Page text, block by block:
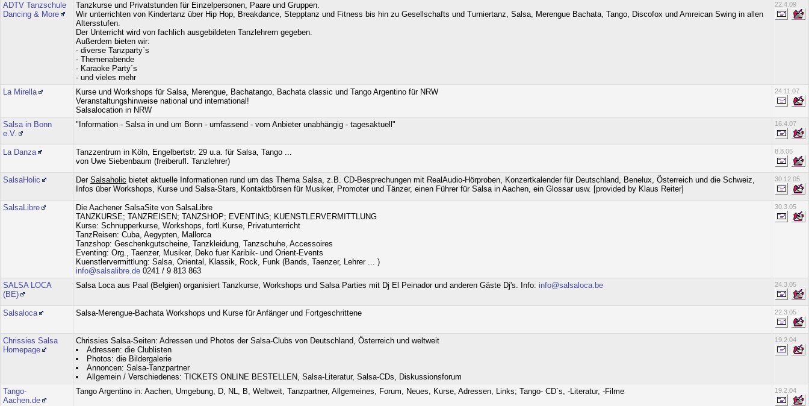
ADTV Tanzschule
Dancing & More
Tanzkurse und Privatstunden für Einzelpersonen, Paare und Gruppen.
Wir unterrichten von Kindertanz über Hip Hop, Breakdance, Stepptanz und Fitness bis hin zu Gesellschafts und Turniertanz, Salsa, Merengue Bachata, Tango, Discofox und Amreican Swing in allen
Altersstufen.
Der Unterricht wird von fachlich ausgebildeten Tanzlehrern gegeben.
Außerdem bieten wir:
- diverse Tanzparty´s
- Themenabende
- Karaoke Party´s
- und vieles mehr
22.4.09
La Mirella
Kurse und Workshops für Salsa, Merengue, Bachatango, Bachata classic und Tango Argentino für NRW
Veranstaltungshinweise national und international!
Salsalocation in NRW
24.11.07
Salsa in Bonn
e.V.
"Information - Salsa in und um Bonn - umfassend - vom Anbieter unabhängig - tagesaktuell" 16.4.07
La Danza
Tanzzentrum in Köln, Engelbertstr. 29 u.a. für Salsa, Tango ...
von Uwe Siebenbaum (freiberufl. Tanzlehrer)
8.8.06
SalsaHolic Der Salsaholic bietet aktuelle Informationen rund um das Thema Salsa, z.B. CD-Besprechungen mit RealAudio-Hörproben, Konzertkalender für Deutschland, Benelux, Österreich und die Schweiz,
Infos über Workshops, Kurse und Salsa-Stars, Kontaktbörsen für Musiker, Promoter und Tänzer, einen Führer für Salsa in Aachen, ein Glossar usw. [provided by Klaus Reiter]
30.12.05
SalsaLibre
Die Aachener SalsaSite von SalsaLibre
TANZKURSE; TANZREISEN; TANZSHOP; EVENTING; KUENSTLERVERMITTLUNG
Kurse: Schnupperkurse, Workshops, fortl.Kurse, Privatunterricht
TanzReisen: Cuba, Aegypten, Mallorca
Tanzshop: Geschenkgutscheine, Tanzkleidung, Tanzschuhe, Accessoires
Eventing: Org., Taenzer, Musiker, Deko fuer Karibik- und Orient-Events
Kuenstlervermittlung: Salsa, Oriental, Klassik, Rock, Funk (Bands, Taenzer, Lehrer ... )
info@salsalibre.de 0241 / 9 813 863
30.3.05
SALSA LOCA
(BE)
Salsa Loca aus Paal (Belgien) organisiert Tanzkurse, Workshops und Salsa Parties mit Dj El Peinador und anderen Gäste Dj's. Info: info@salsaloca.be 24.3.05
Salsaloca Salsa-Merengue-Bachata Workshops und Kurse für Anfänger und Fortgeschrittene 22.3.05
Chrissies Salsa
Homepage
Chrissies Salsa-Seiten: Adressen und Photos der Salsa-Clubs von Deutschland, Österreich und weltweit
Adressen: die Clublisten
Photos: die Bildergalerie
Annoncen: Salsa-Tanzpartner
Allgemein / Verschiedenes: TICKETS ONLINE BESTELLEN, Salsa-Literatur, Salsa-CDs, Diskussionsforum
19.2.04
Tango-
Aachen.de
Tango Argentino in: Aachen, Umgebung, D, NL, B, Weltweit, Tanzpartner, Allgemeines, Forum, Neues, Kurse, Adressen, Links; Tango- CD´s, -Literatur, -Filme 19.2.04